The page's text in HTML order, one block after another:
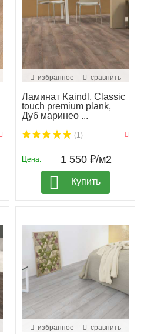
избранное сравнить
Ламинат Kaindl, Classic
touch premium plank,
Дуб маринео ...
(1)
Цена: 1 550 ₽/м2
Купить
избранное сравнить